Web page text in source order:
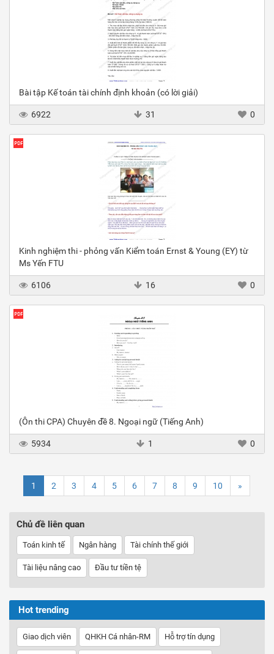
Bài tập Kế toán tài chính định khoản (có lời giải)
6922 31 0
Kinh nghiệm thi - phỏng vấn Kiểm toán Ernst & Young (EY) từ
Ms Yến FTU
6106 16 0
(Ôn thi CPA) Chuyên đề 8. Ngoại ngữ (Tiếng Anh)
5934 1 0
1 2 3 4 5 6 7 8 9 10 »
Chủ đề liên quan
Toán kinh tế Ngân hàng Tài chính thế giới
Tài liệu nâng cao Đầu tư tiền tệ
Hot trending
Giao dịch viên QHKH Cá nhân-RM Hỗ trợ tín dụng